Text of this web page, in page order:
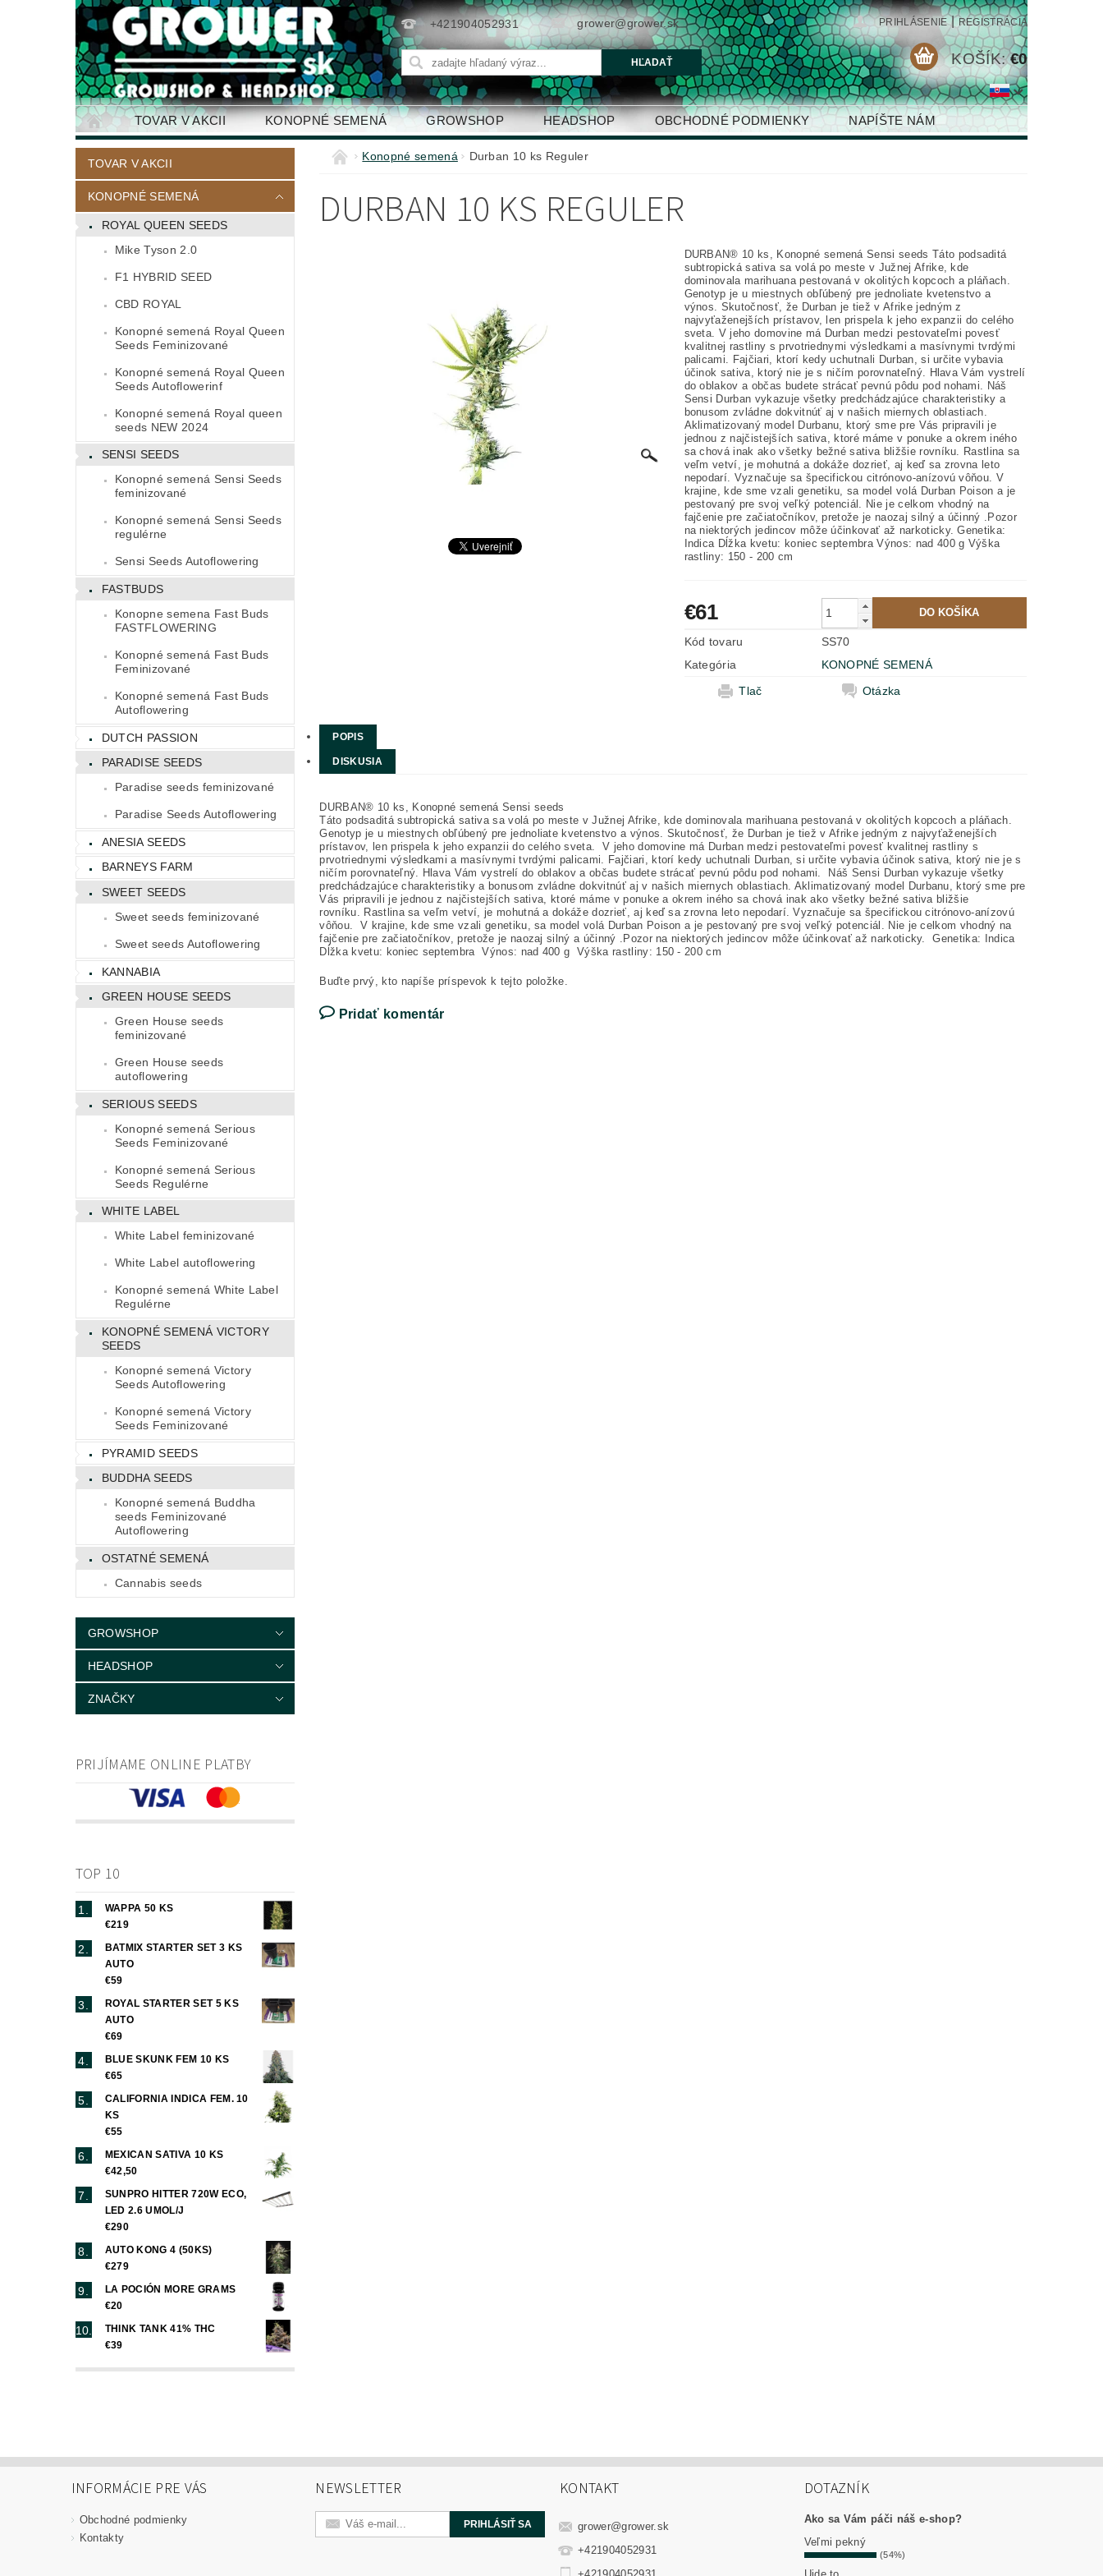
+421904052931 grower@grower.sk PRIHLÁSENIE | REGISTRÁCIA
KOŠÍK: €0
TOVAR V AKCII KONOPNÉ SEMENÁ GROWSHOP HEADSHOP OBCHODNÉ PODMIENKY NAPÍŠTE NÁM
KONTAKTY
TOVAR V AKCII
KONOPNÉ SEMENÁ
ROYAL QUEEN SEEDS
Mike Tyson 2.0
F1 HYBRID SEED
CBD ROYAL
Konopné semená Royal Queen
Seeds Feminizované
Konopné semená Royal Queen
Seeds Autoflowerinf
Konopné semená Royal queen
seeds NEW 2024
SENSI SEEDS
Konopné semená Sensi Seeds
feminizované
Konopné semená Sensi Seeds
regulérne
Sensi Seeds Autoflowering
FASTBUDS
Konopne semena Fast Buds
FASTFLOWERING
Konopné semená Fast Buds
Feminizované
Konopné semená Fast Buds
Autoflowering
DUTCH PASSION
PARADISE SEEDS
Paradise seeds feminizované
Paradise Seeds Autoflowering
ANESIA SEEDS
BARNEYS FARM
SWEET SEEDS
Sweet seeds feminizované
Sweet seeds Autoflowering
KANNABIA
GREEN HOUSE SEEDS
Green House seeds
feminizované
Green House seeds
autoflowering
SERIOUS SEEDS
Konopné semená Serious
Seeds Feminizované
Konopné semená Serious
Seeds Regulérne
WHITE LABEL
White Label feminizované
White Label autoflowering
Konopné semená White Label
Regulérne
KONOPNÉ SEMENÁ VICTORY
SEEDS
Konopné semená Victory
Seeds Autoflowering
Konopné semená Victory
Seeds Feminizované
PYRAMID SEEDS
BUDDHA SEEDS
Konopné semená Buddha
seeds Feminizované
Autoflowering
OSTATNÉ SEMENÁ
Cannabis seeds
GROWSHOP
HEADSHOP
ZNAČKY
PRIJÍMAME ONLINE PLATBY
TOP 10
WAPPA 50 KS
€219
BATMIX STARTER SET 3 KS
AUTO
€59
ROYAL STARTER SET 5 KS
AUTO
€69
BLUE SKUNK FEM 10 KS
€65
CALIFORNIA INDICA FEM. 10
KS
€55
MEXICAN SATIVA 10 KS
€42,50
SUNPRO HITTER 720W ECO,
LED 2.6 UMOL/J
€290
AUTO KONG 4 (50KS)
€279
LA POCIÓN MORE GRAMS
€20
THINK TANK 41% THC
€39
Konopné semená Durban 10 ks Reguler
DURBAN 10 KS REGULER
DURBAN® 10 ks, Konopné semená Sensi seeds Táto podsaditá
subtropická sativa sa volá po meste v Južnej Afrike, kde
dominovala marihuana pestovaná v okolitých kopcoch a pláňach.
Genotyp je u miestnych obľúbený pre jednoliate kvetenstvo a
výnos. Skutočnosť, že Durban je tiež v Afrike jedným z
najvyťaženejších prístavov, len prispela k jeho expanzii do celého
sveta. V jeho domovine má Durban medzi pestovateľmi povesť
kvalitnej rastliny s prvotriednymi výsledkami a masívnymi tvrdými
palicami. Fajčiari, ktorí kedy uchutnali Durban, si určite vybavia
účinok sativa, ktorý nie je s ničím porovnateľný. Hlava Vám vystrelí
do oblakov a občas budete strácať pevnú pôdu pod nohami. Náš
Sensi Durban vykazuje všetky predchádzajúce charakteristiky a
bonusom zvládne dokvitnúť aj v našich miernych oblastiach.
Aklimatizovaný model Durbanu, ktorý sme pre Vás pripravili je
jednou z najčistejších sativa, ktoré máme v ponuke a okrem iného
sa chová inak ako všetky bežné sativa bližšie rovníku. Rastlina sa
veľm vetví, je mohutná a dokáže dozrieť, aj keď sa zrovna leto
nepodarí. Vyznačuje sa špecifickou citrónovo-anízovú vôňou. V
krajine, kde sme vzali genetiku, sa model volá Durban Poison a je
pestovaný pre svoj veľký potenciál. Nie je celkom vhodný na
fajčenie pre začiatočníkov, pretože je naozaj silný a účinný .Pozor
na niektorých jedincov môže účinkovať až narkoticky. Genetika:
Indica Dĺžka kvetu: koniec septembra Výnos: nad 400 g Výška
rastliny: 150 - 200 cm
€61
Kód tovaru
SS70
Kategória
KONOPNÉ SEMENÁ
Tlač
Otázka
POPIS
DISKUSIA
DURBAN® 10 ks, Konopné semená Sensi seeds
Táto podsaditá subtropická sativa sa volá po meste v Južnej Afrike, kde dominovala marihuana pestovaná v okolitých kopcoch a pláňach.
Genotyp je u miestnych obľúbený pre jednoliate kvetenstvo a výnos. Skutočnosť, že Durban je tiež v Afrike jedným z najvyťaženejších
prístavov, len prispela k jeho expanzii do celého sveta. V jeho domovine má Durban medzi pestovateľmi povesť kvalitnej rastliny s
prvotriednymi výsledkami a masívnymi tvrdými palicami. Fajčiari, ktorí kedy uchutnali Durban, si určite vybavia účinok sativa, ktorý nie je s
ničím porovnateľný. Hlava Vám vystrelí do oblakov a občas budete strácať pevnú pôdu pod nohami. Náš Sensi Durban vykazuje všetky
predchádzajúce charakteristiky a bonusom zvládne dokvitnúť aj v našich miernych oblastiach. Aklimatizovaný model Durbanu, ktorý sme pre
Vás pripravili je jednou z najčistejších sativa, ktoré máme v ponuke a okrem iného sa chová inak ako všetky bežné sativa bližšie
rovníku. Rastlina sa veľm vetví, je mohutná a dokáže dozrieť, aj keď sa zrovna leto nepodarí. Vyznačuje sa špecifickou citrónovo-anízovú
vôňou. V krajine, kde sme vzali genetiku, sa model volá Durban Poison a je pestovaný pre svoj veľký potenciál. Nie je celkom vhodný na
fajčenie pre začiatočníkov, pretože je naozaj silný a účinný .Pozor na niektorých jedincov môže účinkovať až narkoticky. Genetika: Indica
Dĺžka kvetu: koniec septembra Výnos: nad 400 g Výška rastliny: 150 - 200 cm
Buďte prvý, kto napíše príspevok k tejto položke.
Pridať komentár
INFORMÁCIE PRE VÁS
Obchodné podmienky
Kontakty
NEWSLETTER KONTAKT
grower@grower.sk
+421904052931
DOTAZNÍK
Ako sa Vám páči náš e-shop?
Veľmi pekný
(54%)
Ujde to